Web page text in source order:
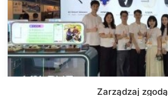
Zarządzaj zgodą